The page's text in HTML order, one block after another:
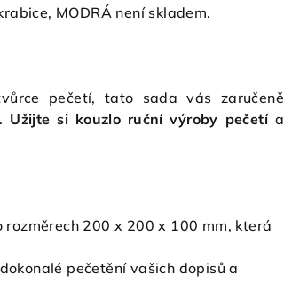
MODRÁ není skladem.
pečetí, tato sada vás zaručeně
Užijte si kouzlo ruční výroby pečetí a
200 x 200 x 100 mm, která
pečetění vašich dopisů a